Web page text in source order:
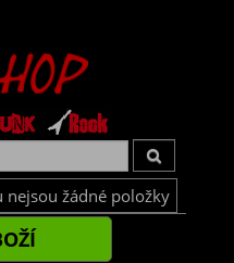
nejsou žádné položky